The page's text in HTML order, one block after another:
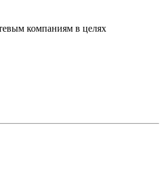
компаниям в целях